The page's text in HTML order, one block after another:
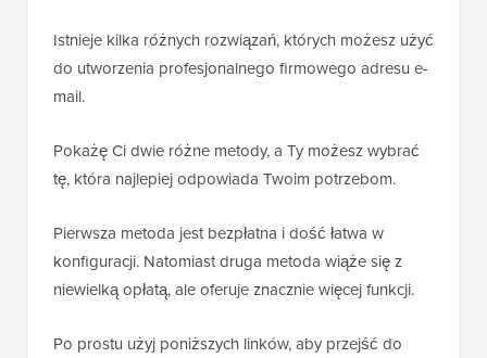
Istnieje kilka różnych rozwiązań, których możesz użyć
do utworzenia profesjonalnego firmowego adresu e-
mail.
Pokażę Ci dwie różne metody, a Ty możesz wybrać
tę, która najlepiej odpowiada Twoim potrzebom.
Pierwsza metoda jest bezpłatna i dość łatwa w
konfiguracji. Natomiast druga metoda wiąże się z
niewielką opłatą, ale oferuje znacznie więcej funkcji.
Po prostu użyj poniższych linków, aby przejść do